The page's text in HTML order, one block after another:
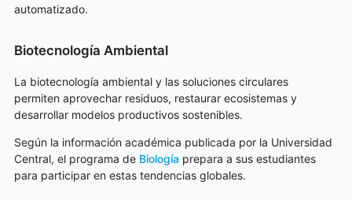
automatizado.
Biotecnología Ambiental
La biotecnología ambiental y las soluciones circulares
permiten aprovechar residuos, restaurar ecosistemas y
desarrollar modelos productivos sostenibles.
Según la información académica publicada por la Universidad
Central, el programa de Biología prepara a sus estudiantes
para participar en estas tendencias globales.